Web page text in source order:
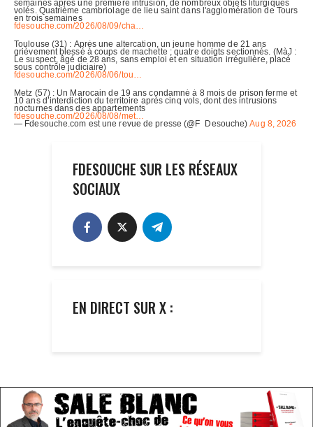
FDESOUCHE SUR LES RÉSEAUX
SOCIAUX
EN DIRECT SUR X :